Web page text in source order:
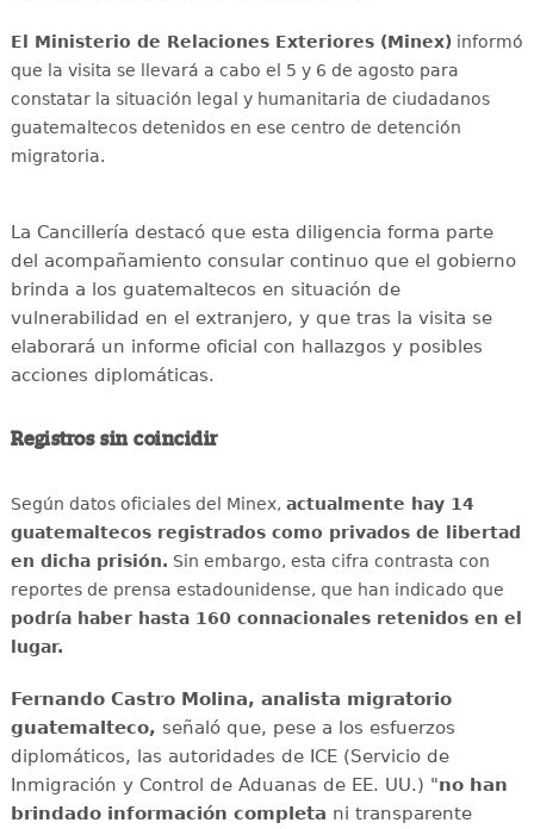
El Ministerio de Relaciones Exteriores (Minex)informó
que la visita se llevará a cabo el 5 y 6 de agosto para
constatar la situación legal y humanitaria de ciudadanos
guatemaltecos detenidos en ese centro de detención
migratoria.
La Cancillería destacó que esta diligencia forma parte
del acompañamiento consular continuo que el gobierno
brinda a los guatemaltecos en situación de
vulnerabilidad en el extranjero, y que tras la visita se
elaborará un informe oficial con hallazgos y posibles
acciones diplomáticas.
Registros sin coincidir
Según datos oficiales del Minex, actualmente hay 14
guatemaltecos registrados como privados de libertad
en dicha prisión. Sin embargo, esta cifra contrasta con
reportes de prensa estadounidense, que han indicado que
podría haber hasta 160 connacionales retenidos en el
lugar.
Fernando Castro Molina, analista migratorio
guatemalteco, señaló que, pese a los esfuerzos
diplomáticos, las autoridades de ICE (Servicio de
Inmigración y Control de Aduanas de EE. UU.) "no han
brindado información completa ni transparente